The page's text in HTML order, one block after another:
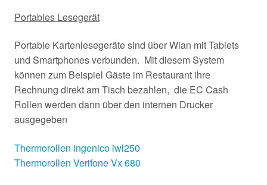
Portables Lesegerät
Portable Kartenlesegeräte sind über Wlan mit Tablets
und Smartphones verbunden. Mit diesem System
können zum Beispiel Gäste im Restaurant ihre
Rechnung direkt am Tisch bezahlen, die EC Cash
Rollen werden dann über den internen Drucker
ausgegeben
Thermorollen ingenico iwl250
Thermorollen Verifone Vx 680